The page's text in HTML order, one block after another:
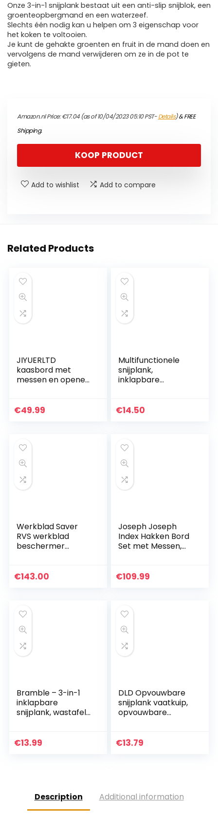
Onze 3-in-1 snijplank bestaat uit een anti-slip snijblok, een
groenteopbergmand en een waterzeef.
Slechts één nodig kan u helpen om 3 eigenschap voor
het koken te voltooien.
Je kunt de gehakte groenten en fruit in de mand doen en
vervolgens de mand verwijderen om ze in de pot te
gieten.
Amazon.nl Price:€17.04(as of 10/04/2023 05:10 PST-Details)&FREE
Shipping.
KOOP PRODUCT
Add to wishlist Add to compare
Related Products
JIYUERLTD
kaasbord met
messen en opener,
kaasdiensten,
€49.99
Multifunctionele
snijplank,
inklapbare
mand, hakken &
€14.50
Werkblad Saver
RVS werkblad
beschermer
ZHAOFENGMING
€143.00
Joseph Joseph
Index Hakken Bord
Set met Messen,
€109.99
Bramble – 3-in-1
inklapbare
snijplank, wastafel
€13.99
DLD Opvouwbare
snijplank vaatkuip,
opvouwbare
stekker,
€13.79
Description Additional information